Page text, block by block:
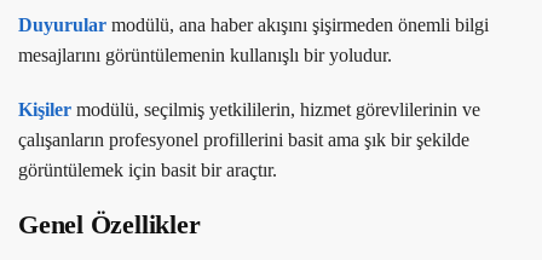
Duyurular modülü, ana haber akışını şişirmeden önemli bilgi
mesajlarını görüntülemenin kullanışlı bir yoludur.
Kişiler modülü, seçilmiş yetkililerin, hizmet görevlilerinin ve
çalışanların profesyonel profillerini basit ama şık bir şekilde
görüntülemek için basit bir araçtır.
Genel Özellikler